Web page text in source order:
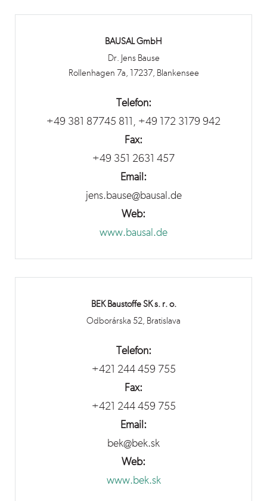
BAUSAL GmbH
Dr. Jens Bause
Rollenhagen 7a, 17237, Blankensee
Telefon:
+49 381 87745 811, +49 172 3179 942
Fax:
+49 351 2631 457
Email:
jens.bause@bausal.de
Web:
www.bausal.de
BEK Baustoffe SK s. r. o.
Odborárska 52, Bratislava
Telefon:
+421 244 459 755
Fax:
+421 244 459 755
Email:
bek@bek.sk
Web:
www.bek.sk